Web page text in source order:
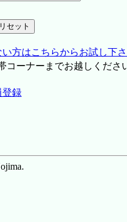
方はこちらからお試し下
ーナーまでお越しくださ
登録